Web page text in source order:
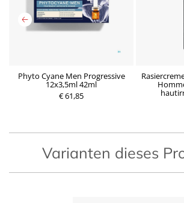
Phyto Cyane Men Progressive
12x3,5ml 42ml
€ 61,85
Varianten dieses